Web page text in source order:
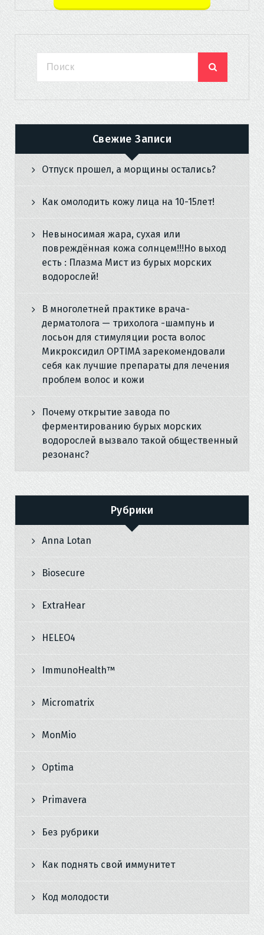
Свежие Записи
Отпуск прошел, а морщины остались?
Как омолодить кожу лица на 10-15лет!
Невыносимая жара, сухая или
повреждённая кожа солнцем!!!Но выход
есть : Плазма Мист из бурых морских
водорослей!
В многолетней практике врача-
дерматолога — трихолога -шампунь и
лосьон для стимуляции роста волос
Микроксидил OPTIMA зарекомендовали
себя как лучшие препараты для лечения
проблем волос и кожи
Почему открытие завода по
ферментированию бурых морских
водорослей вызвало такой общественный
резонанс?
Рубрики
Anna Lotan
Biosecure
ExtraHear
HELEO4
ImmunoHealth™
Micromatrix
MonMio
Optima
Primavera
Без рубрики
Как поднять свой иммунитет
Код молодости